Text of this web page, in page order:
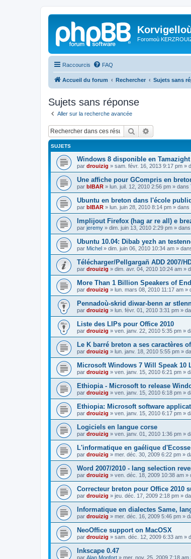
Foromoù
Raccourcis FAQ
Accueil du forum Rechercher Sujets sans
Sujets sans réponse
Aller sur la recherche avancée
Rechercher
SUJETS
Windows 8 disponible en Tamazight
par drouizig » sam. févr. 16, 2013 9:17 pm »
Une affiche pour GCompris en
par bIBAR » lun. juil. 12, 2010 2:56 pm » dans
Ubuntu en breton dans l'école
par bIBAR » lun. juin 28, 2010 8:14 pm » dans
Implijout Firefox (hag ar re all) e
par jeremy » dim. juin 13, 2010 2:29 pm » dans
Ubuntu 10.04: Dibab yezh an
par Michel » dim. juin 06, 2010 10:34 am »
Télécharger/Pellgargañ ADD 2007/
par drouizig » dim. avr. 04, 2010 10:24 am »
More Than 1 Billion Speakers of
par drouizig » lun. mars 08, 2010 11:17 am »
Pennadoù-skrid diwar-benn ar
par drouizig » lun. févr. 01, 2010 3:31 pm »
Liste des LIPs pour Office 2010
par drouizig » ven. janv. 22, 2010 5:35 pm »
Le K barré breton a ses caractères
par drouizig » lun. janv. 18, 2010 5:55 pm »
Microsoft Windows 7 Will Speak 10
par drouizig » ven. janv. 15, 2010 6:21 pm »
Ethiopia - Microsoft to release
par drouizig » ven. janv. 15, 2010 6:18 pm »
Ethiopia: Microsoft software
par drouizig » ven. janv. 15, 2010 6:17 pm »
Logiciels en langue corse
par drouizig » ven. janv. 01, 2010 1:36 pm »
L'informatique en gaélique d'Ecosse
par drouizig » mer. déc. 30, 2009 6:22 pm »
Word 2007/2010 - lang selection
par drouizig » ven. déc. 18, 2009 10:38 am »
Correcteur breton pour Office 2010
par drouizig » jeu. déc. 17, 2009 2:18 pm »
Informatique en dialectes Same,
par drouizig » mer. déc. 16, 2009 5:46 pm »
NeoOffice support on MacOSX
par drouizig » sam. déc. 12, 2009 6:33 am »
Inkscape 0.47
par Alan Monfort » mer. nov. 25, 2009 7:18 am